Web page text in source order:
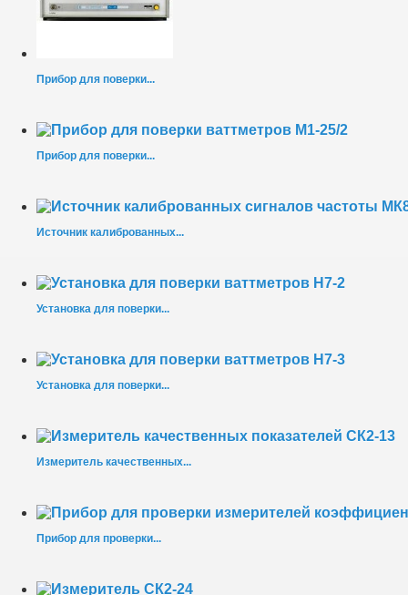
Прибор для поверки...
Прибор для поверки...
Источник калиброванных...
Установка для поверки...
Установка для поверки...
Измеритель качественных...
Прибор для проверки...